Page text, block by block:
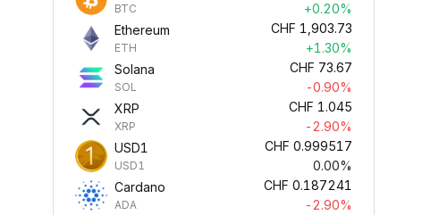
BTC
+0.20%
Ethereum
ETH
CHF 1,903.73
+1.30%
Solana
SOL
CHF 73.67
-0.90%
XRP
XRP
CHF 1.045
-2.90%
USD1
USD1
CHF 0.999517
0.00%
Cardano
ADA
CHF 0.187241
-2.90%